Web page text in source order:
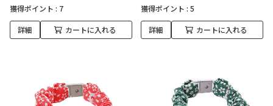
獲得ポイント : 7
詳細 カートに入れる
獲得ポイント : 5
詳細 カートに入れる